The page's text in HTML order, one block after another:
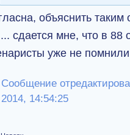
объяснить
сдается мне, что в 88
уже не
Сообщение
2014, 14:54:25